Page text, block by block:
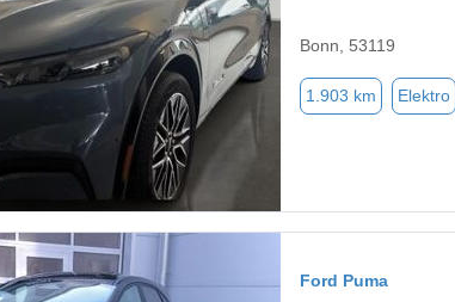
Bonn, 53119
1.903 km Elektro
Ford Puma